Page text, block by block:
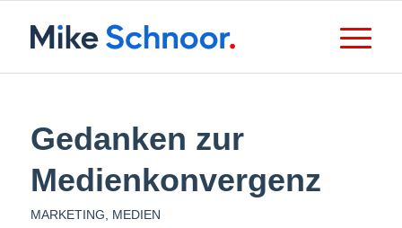
Gedanken zur
Medienkonvergenz
MARKETING MEDIEN